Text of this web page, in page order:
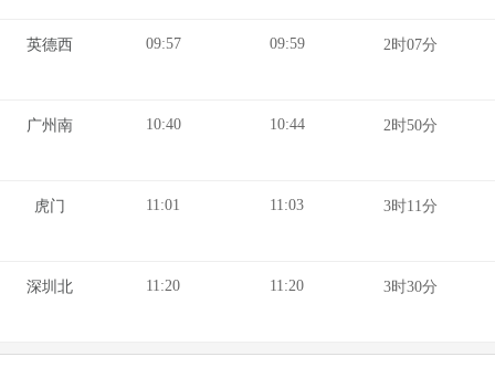
英德西 09:57 09:59 2时07分
广州南 10:40 10:44 2时50分
虎门 11:01 11:03 3时11分
深圳北 11:20 11:20 3时30分